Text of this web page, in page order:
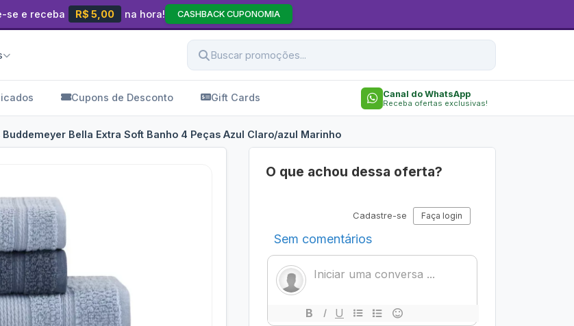
se e receba R$ 5,00 na hora! CASHBACK CUPONOMIA
Cupons de Desconto Gift Cards Canal do WhatsApp
Receba ofertas exclusivas!
Bella Extra Soft Banho 4 Peças Azul Claro/azul Marinho
O que achou dessa oferta?